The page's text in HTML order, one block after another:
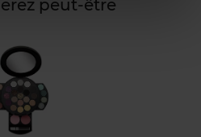
peut-être